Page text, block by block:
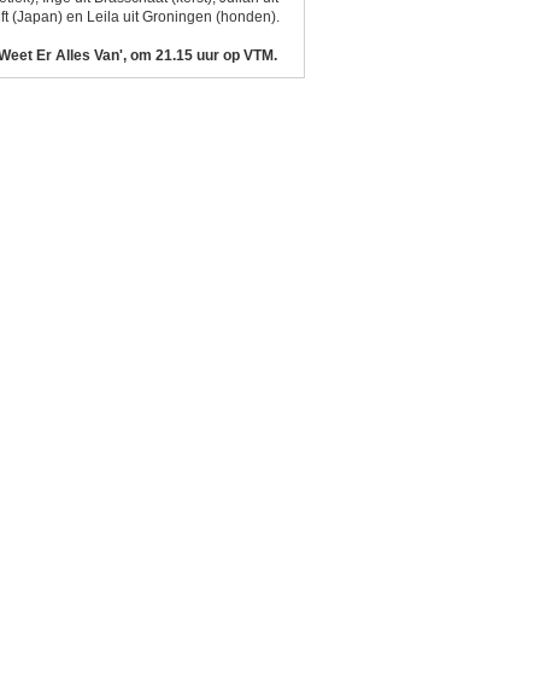
(Japan) en Leila uit Groningen (honden).
Er Alles Van', om 21.15 uur op VTM.